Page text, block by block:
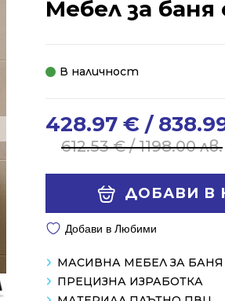
Мебел за
В наличност
612.53€/ 1198.00 лв.
Original
price
1198.00 лв..
428.97 € /
Current
price
838.99 лв..
ДОБАВИ В
Добави в Любими
МАСИВНА МЕБЕЛ ЗА БАНЯ
ПРЕЦИЗНА ИЗРАБОТКА